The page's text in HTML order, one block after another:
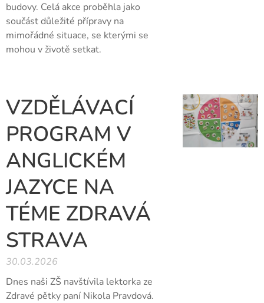
budovy. Celá akce proběhla jako
součást důležité přípravy na
mimořádné situace, se kterými se
mohou v životě setkat.
VZDĚLÁVACÍ
PROGRAM V
ANGLICKÉM
JAZYCE NA
TÉME ZDRAVÁ
STRAVA
30.03.2026
Dnes naši ZŠ navštívila lektorka ze
Zdravé pětky paní Nikola Pravdová.